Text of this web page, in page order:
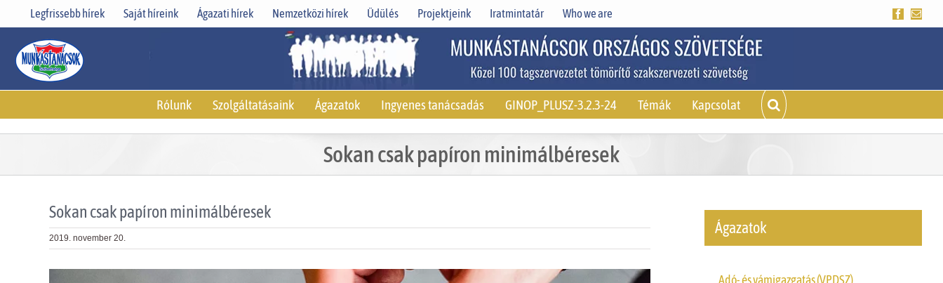
Legfrissebb hírek Saját híreink Ágazati hírek Nemzetközi hírek Üdülés Projektjeink Iratmintatár Who we are Facebook
Rólunk Szolgáltatásaink Ágazatok Ingyenes tanácsadás GINOP_PLUSZ-3.2.3-24 Témák Kapcsolat
Sokan csak papíron minimálbéresek
Sokan csak papíron minimálbéresek
2019. november 20.
Ágazatok
Adó- és vámigazgatás (VPDSZ)